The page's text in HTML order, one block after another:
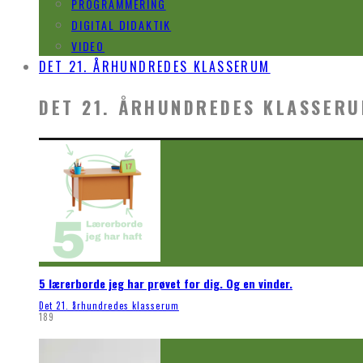
DIGITAL DIDAKTIK
VIDEO
DET 21. ÅRHUNDREDES KLASSERUM
DET 21. ÅRHUNDREDES
5 lærerborde jeg har prøvet for dig. Og en vinder.
Det 21. århundredes klasserum
189